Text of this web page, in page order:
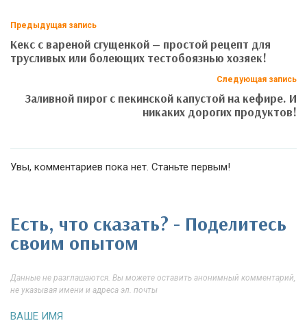
Предыдущая запись
Кекс с вареной сгущенкой — простой рецепт для
трусливых или болеющих тестобоязнью хозяек!
Следующая запись
Заливной пирог с пекинской капустой на кефире. И
никаких дорогих продуктов!
Увы, комментариев пока нет. Станьте первым!
Есть, что сказать? - Поделитесь
своим опытом
Данные не разглашаются. Вы можете оставить анонимный комментарий,
не указывая имени и адреса эл. почты
ВАШЕ ИМЯ